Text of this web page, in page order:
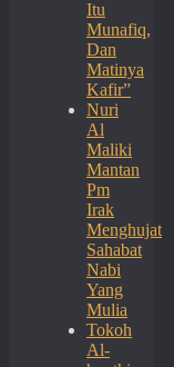
Itu
Munafiq,
Dan
Matinya
Kafir”
Nuri
Al
Maliki
Mantan
Pm
Irak
Menghujat
Sahabat
Nabi
Yang
Mulia
Tokoh
Al-